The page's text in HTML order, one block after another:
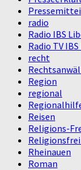
radio
Radio IBS
Radio TV
recht
Region
regional
Reisen
Religions-
Rheinauen
Roman